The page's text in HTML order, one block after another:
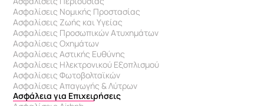
Ασφαλίσεις Νομικής Προστασίας
Ασφαλίσεις Ζωής και Υγείας
Ασφαλίσεις Προσωπικών Ατυχημάτων
Ασφαλίσεις Οχημάτων
Ασφαλίσεις Αστικής Ευθύνης
Ασφαλίσεις Ηλεκτρονικού Εξοπλισμού
Ασφαλίσεις Φωτοβολταϊκών
Ασφαλίσεις Απαγωγής & Λύτρων
Ασφάλεια για Επιχειρήσεις